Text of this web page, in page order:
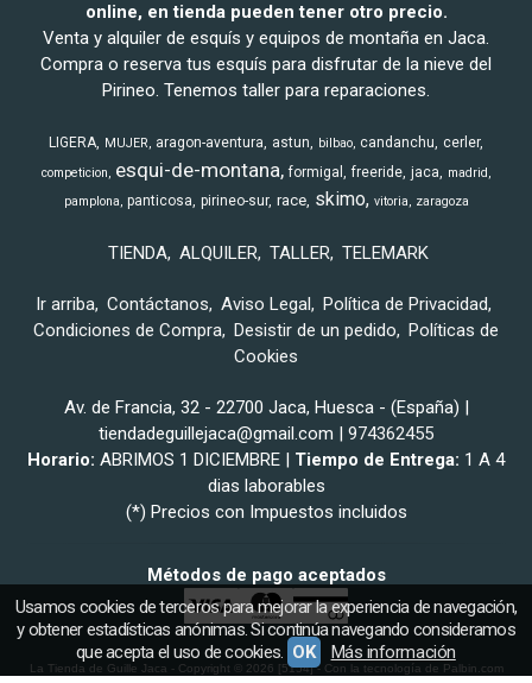
online, en tienda pueden tener otro precio.
Venta y alquiler de esquís y equipos de montaña en Jaca.
Compra o reserva tus esquís para disfrutar de la nieve del
Pirineo. Tenemos taller para reparaciones.
LIGERA MUJER aragon-aventura astun bilbao candanchu cerler
competicion esqui-de-montana formigal freeride jaca
madrid
pamplona panticosa pirineo-sur race skimo vitoria zaragoza
TIENDA ALQUILER TALLER TELEMARK
Ir arriba Contáctanos Aviso Legal
Política de Privacidad
Condiciones de Compra
Desistir de un pedido
Políticas de
Cookies
Av. de Francia, 32 - 22700 Jaca, Huesca - (España) |
tiendadeguillejaca@gmail.com | 974362455
Horario: ABRIMOS 1 DICIEMBRE | Tiempo de Entrega: 1 A 4
dias laborables
(*) Precios con Impuestos incluidos
Métodos de pago aceptados
La Tienda de Guille Jaca - Copyright © 2026 [5154] - Con la tecnología de Palbin.com
Usamos cookies de terceros para mejorar la experiencia de navegación,
y obtener estadísticas anónimas. Si continúa navegando consideramos
que acepta el uso de cookies. OK Más información